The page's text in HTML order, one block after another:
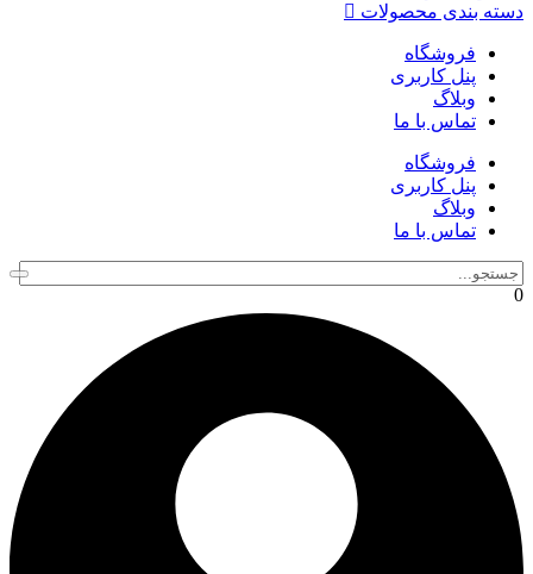
دسته بندی محصولات
فروشگاه
پنل کاربری
وبلاگ
تماس با ما
فروشگاه
پنل کاربری
وبلاگ
تماس با ما
0